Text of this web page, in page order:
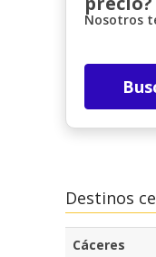
Nosotros
Destinos
Cáceres